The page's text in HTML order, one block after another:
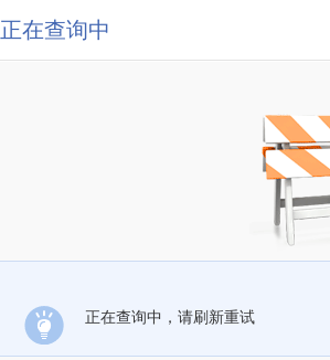
正在查询中
正在查询中，请刷新重试